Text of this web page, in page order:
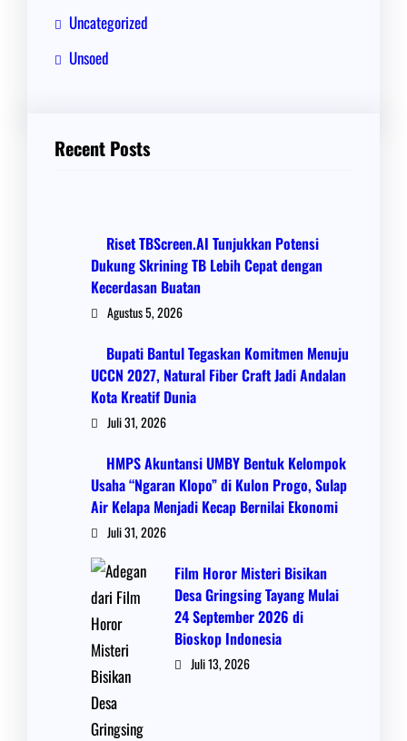
Uncategorized
Unsoed
Recent Posts
Riset TBScreen.AI Tunjukkan Potensi
Dukung Skrining TB Lebih Cepat dengan
Kecerdasan Buatan
Agustus 5, 2026
Bupati Bantul Tegaskan Komitmen Menuju
UCCN 2027, Natural Fiber Craft Jadi Andalan
Kota Kreatif Dunia
Juli 31, 2026
HMPS Akuntansi UMBY Bentuk Kelompok
Usaha “Ngaran Klopo” di Kulon Progo, Sulap
Air Kelapa Menjadi Kecap Bernilai Ekonomi
Juli 31, 2026
Film Horor Misteri Bisikan
Desa Gringsing Tayang Mulai
24 September 2026 di
Bioskop Indonesia
Juli 13, 2026